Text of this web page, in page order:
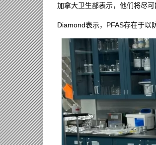
加拿大卫生部表示，他们将尽可
Diamond表示，PFAS存在于以